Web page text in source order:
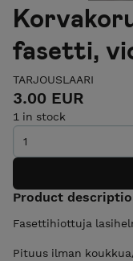
fasetti,
TARJOUSLAARI
3.00 EUR
1 in stock
Product
Fasettihiottuja
Pituus ilman